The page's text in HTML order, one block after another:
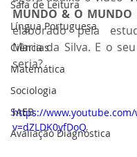
Sala de Leitura
Língua Portuguesa
Ciências
Matemática
Sociologia
SAEB
Avaliação Diagnóstica
MUNDO & O MUNDO
elaborado pela
Maria da Silva. E o
seria?
https://www.youtube.com/
v=dZLDK0yfDoQ